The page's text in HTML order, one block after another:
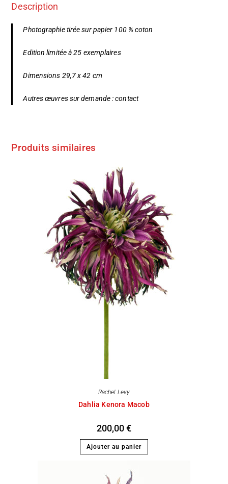
Description
Photographie tirée sur papier 100 % coton
Edition limitée à 25 exemplaires
Dimensions 29,7 x 42 cm
Autres œuvres sur demande :contact
Produits similaires
Rachel Levy
Dahlia Kenora Macob
200,00€
Ajouter au panier